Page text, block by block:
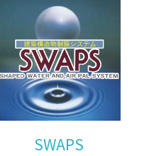
SWAPS